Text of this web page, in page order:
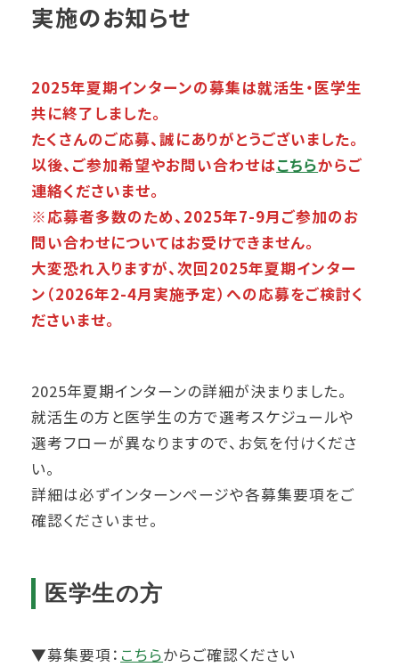
実施のお知らせ
2025年夏期インターンの募集は就活生・医学生
共に終了しました。
たくさんのご応募、誠にありがとうございました。
以後、ご参加希望やお問い合わせはこちらからご
連絡くださいませ。
※応募者多数のため、2025年7-9月ご参加のお
問い合わせについてはお受けできません。
大変恐れ入りますが、次回2025年夏期インター
ン（2026年2-4月実施予定）への応募をご検討く
ださいませ。
2025年夏期インターンの詳細が決まりました。
就活生の方と医学生の方で選考スケジュールや
選考フローが異なりますので、お気を付けくださ
い。
詳細は必ずインターンページや各募集要項をご
確認くださいませ。
医学生の方
▼募集要項： こちらからご確認ください